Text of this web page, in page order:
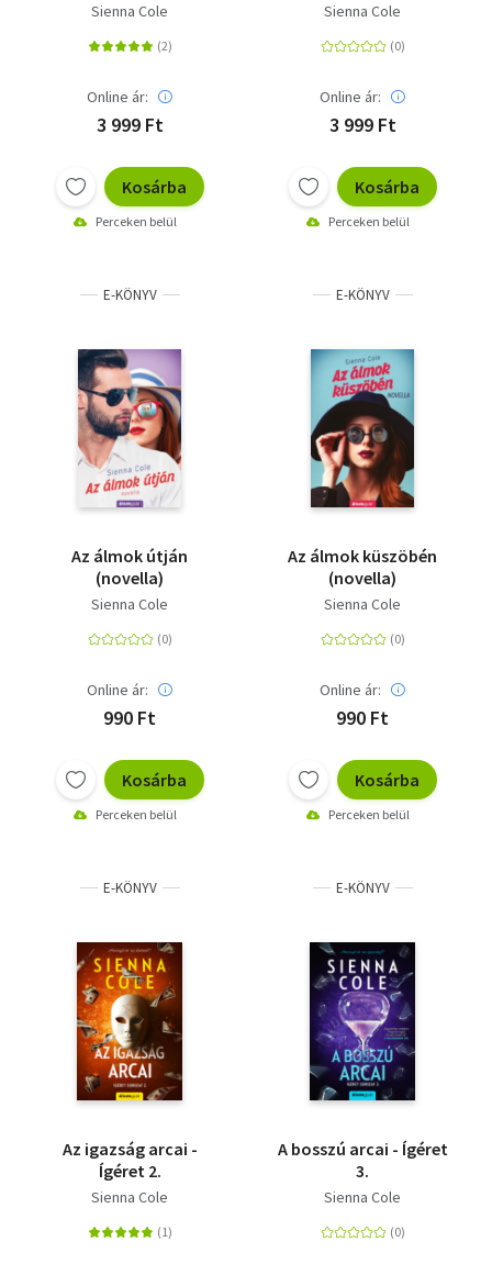
Sienna Cole
Online ár:
3 999 Ft
Kosárba
Perceken belül
Sienna Cole
Online ár:
3 999 Ft
Kosárba
Perceken belül
E-KÖNYV
Az álmok útján
(novella)
Sienna Cole
Online ár:
990 Ft
Kosárba
Perceken belül
E-KÖNYV
Az álmok küszöbén
(novella)
Sienna Cole
Online ár:
990 Ft
Kosárba
Perceken belül
E-KÖNYV
Az igazság arcai -
Ígéret 2.
Sienna Cole
E-KÖNYV
A bosszú arcai - Ígéret
3.
Sienna Cole